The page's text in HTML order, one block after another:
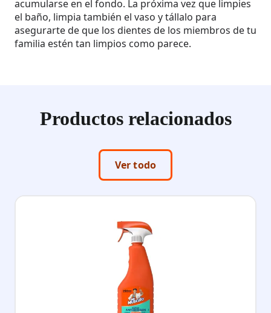
acumularse en el fondo. La próxima vez que limpies
el baño, limpia también el vaso y tállalo para
asegurarte de que los dientes de los miembros de tu
familia estén tan limpios como parece.
Productos relacionados
Ver todo